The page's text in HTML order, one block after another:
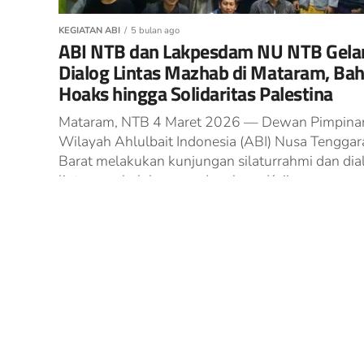
KEGIATAN ABI 5 bulan ago
ABI NTB dan Lakpesdam NU NTB
Dialog Lintas Mazhab di Mataram,
Hoaks hingga Solidaritas Palestina
Mataram, NTB 4 Maret 2026 — Dewan
Wilayah Ahlulbait Indonesia (ABI) Nusa
Barat melakukan kunjungan silaturrahmi dan
lintas mazhab bersama Lembaga Kajian